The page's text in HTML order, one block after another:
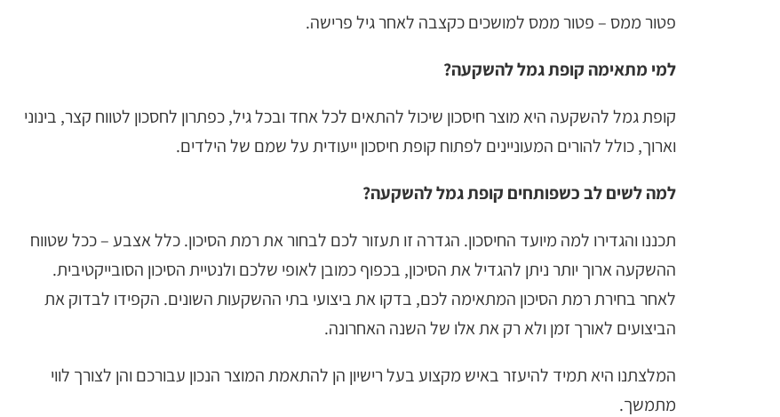
פטור ממס – פטור ממס למושכים כקצבה לאחר גיל פרישה.
למי מתאימה קופת גמל להשקעה?
קופת גמל להשקעה היא מוצר חיסכון שיכול להתאים לכל אחד ובכל גיל, כפתרון לחסכון לטווח קצר, בינוני
וארוך, כולל להורים המעוניינים לפתוח קופת חיסכון ייעודית על שמם של הילדים.
למה לשים לב כשפותחים קופת גמל להשקעה?
תכננו והגדירו למה מיועד החיסכון. הגדרה זו תעזור לכם לבחור את רמת הסיכון. כלל אצבע – ככל שטווח
ההשקעה ארוך יותר ניתן להגדיל את הסיכון, בכפוף כמובן לאופי שלכם ולנטיית הסיכון הסובייקטיבית.
לאחר בחירת רמת הסיכון המתאימה לכם, בדקו את ביצועי בתי ההשקעות השונים. הקפידו לבדוק את
הביצועים לאורך זמן ולא רק את אלו של השנה האחרונה.
המלצתנו היא תמיד להיעזר באיש מקצוע בעל רישיון הן להתאמת המוצר הנכון עבורכם והן לצורך לווי
מתמשך.